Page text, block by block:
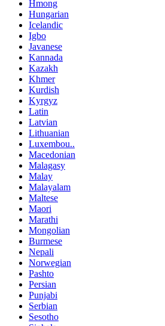
Hmong
Hungarian
Icelandic
Igbo
Javanese
Kannada
Kazakh
Khmer
Kurdish
Kyrgyz
Latin
Latvian
Lithuanian
Luxembou..
Macedonian
Malagasy
Malay
Malayalam
Maltese
Maori
Marathi
Mongolian
Burmese
Nepali
Norwegian
Pashto
Persian
Punjabi
Serbian
Sesotho